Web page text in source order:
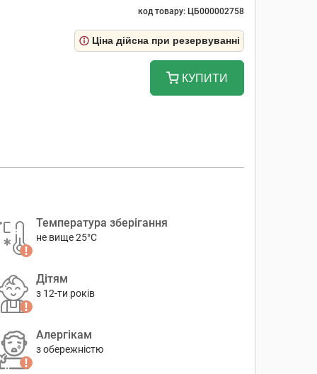
код товару: ЦБ000002758
Ціна дійсна при резервуванні
КУПИТИ
Температура зберігання
не вище 25°C
Дітям
з 12-ти років
Алергікам
з обережністю